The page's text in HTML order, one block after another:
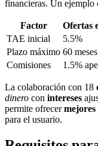
financieras. Un ejemplo
Factor Ofertas
TAE inicial
5.5%
Plazo máximo 60 meses
Comisiones
1.5%
La colaboración con 18
dinero con intereses
permite ofrecermejores
para el usuario.